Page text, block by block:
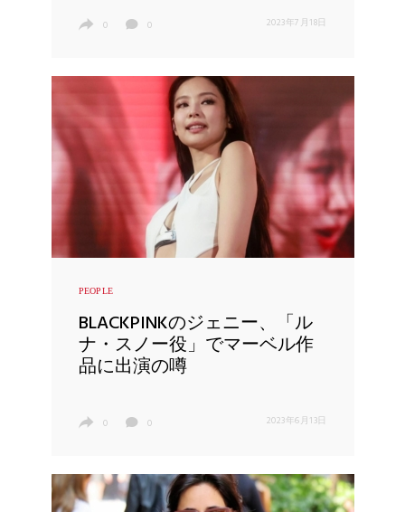
0 0 2023年7月18日
PEOPLE
BLACKPINKのジェニー、「ル
ナ・スノー役」でマーベル作
品に出演の噂
0 0 2023年6月13日